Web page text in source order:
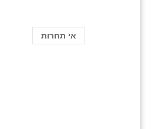
אי תחרות